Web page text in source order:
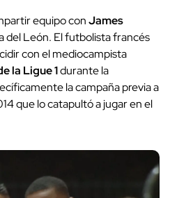
equipo conJames
del León. El futbolista francés
con el mediocampista
la Ligue 1durante la
la campaña previa a
que lo catapultó a jugar en el